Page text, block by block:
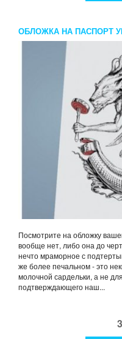
ОБЛОЖКА НА ПАСПОРТ
Посмотрите на обложку
вообще нет, либо она до
нечто мраморное с
же более печальном - это
молочной сардельки, а не
подтверждающего наш...